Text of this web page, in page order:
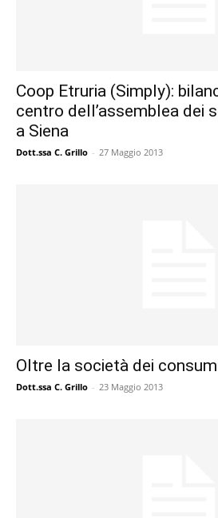
Coop Etruria (Simply):
centro dell’assemblea dei
a Siena
Dott.ssa C. Grillo - 27 Maggio 2013
Oltre la società dei
Dott.ssa C. Grillo - 23 Maggio 2013